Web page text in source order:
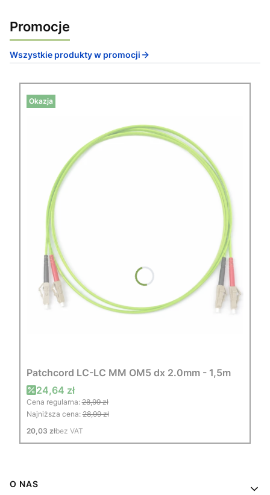
Promocje
Wszystkie produkty w promocji
Okazja
Patchcord LC-LC MM OM5 dx 2.0mm - 1,5m
Cena promocyjna
24,64 zł
Cena regularna: 28,99 zł
Najniższa cena: 28,99 zł
Cena
20,03 złbez VAT
Linki w stopce
O NAS